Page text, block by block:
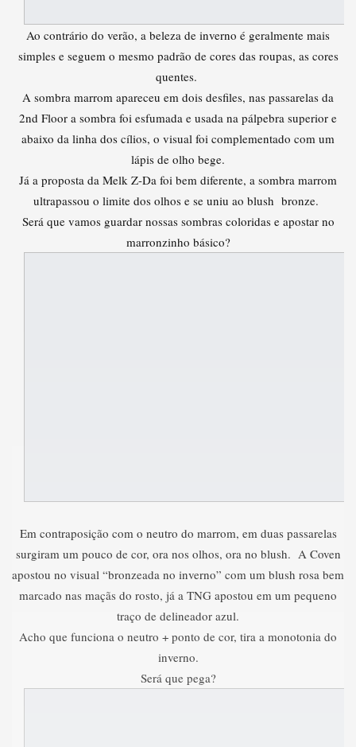
Ao contrário do verão, a beleza de inverno é geralmente mais
simples e seguem o mesmo padrão de cores das roupas, as cores
quentes.
A sombra marrom apareceu em dois desfiles, nas passarelas da
2nd Floor a sombra foi esfumada e usada na pálpebra superior e
abaixo da linha dos cílios, o visual foi complementado com um
lápis de olho bege.
Já a proposta da Melk Z-Da foi bem diferente, a sombra marrom
ultrapassou o limite dos olhos e se uniu ao blush bronze.
Será que vamos guardar nossas sombras coloridas e apostar no
marronzinho básico?
Em contraposição com o neutro do marrom, em duas passarelas
surgiram um pouco de cor, ora nos olhos, ora no blush. A Coven
apostou no visual “bronzeada no inverno” com um blush rosa bem
marcado nas maçãs do rosto, já a TNG apostou em um pequeno
traço de delineador azul.
Acho que funciona o neutro + ponto de cor, tira a monotonia do
inverno.
Será que pega?